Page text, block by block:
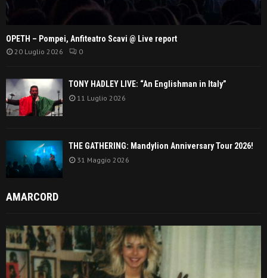
OPETH – Pompei, Anfiteatro Scavi @ Live report
20 Luglio 2026 0
TONY HADLEY LIVE: “An Englishman in Italy”
11 Luglio 2026
THE GATHERING: Mandylion Anniversary Tour 2026!
31 Maggio 2026
AMARCORD